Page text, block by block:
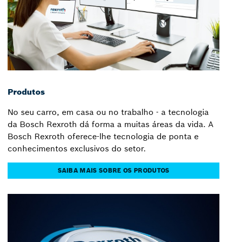
Produtos
No seu carro, em casa ou no trabalho - a tecnologia
da Bosch Rexroth dá forma a muitas áreas da vida. A
Bosch Rexroth oferece-lhe tecnologia de ponta e
conhecimentos exclusivos do setor.
SAIBA MAIS SOBRE OS PRODUTOS